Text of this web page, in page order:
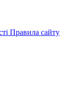
Правила сайту